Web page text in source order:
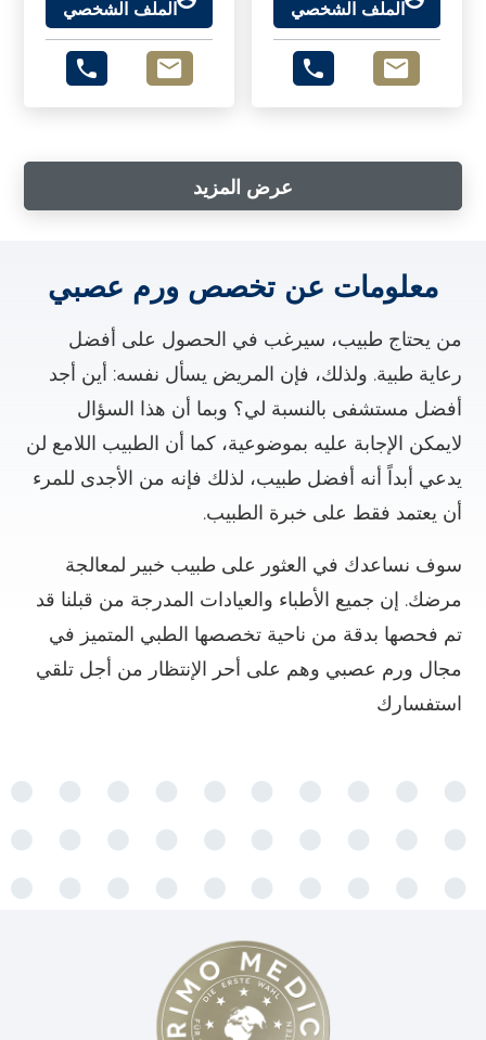
الملف الشخصي
الملف الشخصي
عرض المزيد
معلومات عن تخصص ورم عصبي
من يحتاج طبيب، سيرغب في الحصول على أفضل
رعاية طبية. ولذلك، فإن المريض يسأل نفسه: أين أجد
أفضل مستشفى بالنسبة لي؟ وبما أن هذا السؤال
لايمكن الإجابة عليه بموضوعية، كما أن الطبيب اللامع لن
يدعي أبداً أنه أفضل طبيب، لذلك فإنه من الأجدى للمرء
أن يعتمد فقط على خبرة الطبيب.
سوف نساعدك في العثور على طبيب خبير لمعالجة
مرضك. إن جميع الأطباء والعيادات المدرجة من قبلنا قد
تم فحصها بدقة من ناحية تخصصها الطبي المتميز في
مجال ورم عصبي وهم على أحر الإنتظار من أجل تلقي
استفسارك